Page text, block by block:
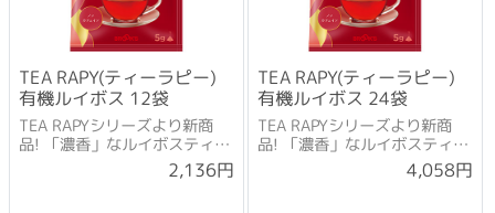
TEA RAPY(ティーラピー)
有機ルイボス 12袋
TEA RAPYシリーズより新商
品! 「濃香」なルイボスティー
2,136円
TEA RAPY(ティーラピー)
有機ルイボス 24袋
TEA RAPYシリーズより新商
品! 「濃香」なルイボスティー
4,058円